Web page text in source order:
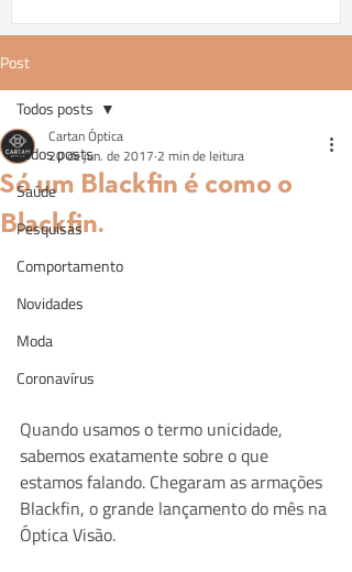
Post
Todos posts
Saúde
Pesquisas
Comportamento
Novidades
Moda
Coronavírus
Todos posts
Só um Blackfin é como o
Blackfin.
Cartan Óptica
20 de jun. de 2017 2 min de leitura
Quando usamos o termo unicidade,
sabemos exatamente sobre o que
estamos falando. Chegaram as armações
Blackfin, o grande lançamento do mês na
Óptica Visão.